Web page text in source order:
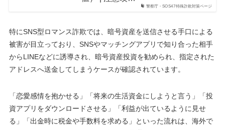
警察庁・SOS47特殊詐欺対策ページ
特にSNS型ロマンス詐欺では、暗号資産を送信させる手口による
被害が目立っており、SNSやマッチングアプリで知り合った相手
からLINEなどに誘導され、暗号資産投資を勧められ、指定された
アドレスへ送金してしまうケースが確認されています。
「恋愛感情を抱かせる」「将来の生活資金にしようと言う」「投
資アプリをダウンロードさせる」「利益が出ているように見せ
る」「出金時に税金や手数料を求める」といった流れは、海外で